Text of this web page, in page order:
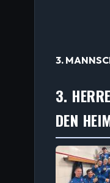
3.
3.
DEN